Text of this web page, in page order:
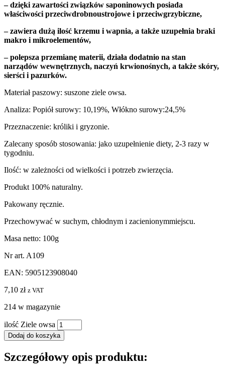
– dzięki zawartości związków saponinowych posiada
właściwości przeciwdrobnoustrojowe i przeciwgrzybiczne,
– zawiera dużą ilość krzemu i wapnia, a także uzupełnia braki
makro i mikroelementów,
– polepsza przemianę materii, działa dodatnio na stan
narządów wewnętrznych, naczyń krwionośnych, a także skóry,
sierści i pazurków.
Materiał paszowy: suszone ziele owsa.
Analiza: Popiół surowy: 10,19%, Włókno surowy:24,5%
Przeznaczenie: króliki i gryzonie.
Zalecany sposób stosowania: jako uzupełnienie diety, 2-3 razy w
tygodniu.
Ilość: w zależności od wielkości i potrzeb zwierzęcia.
Produkt 100% naturalny.
Pakowany ręcznie.
Przechowywać w suchym, chłodnym i zacienionymmiejscu.
Masa netto: 100g
Nr art. A109
EAN: 5905123908040
7,10 zł z VAT
214 w magazynie
ilość Ziele owsa
Dodaj do koszyka
Szczegółowy opis produktu: